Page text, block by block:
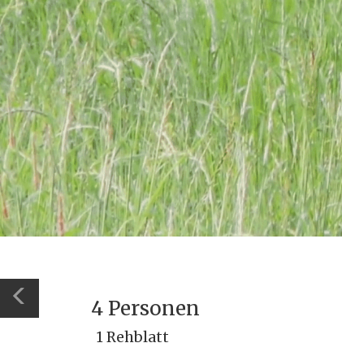
4 Personen
​1 Rehblatt